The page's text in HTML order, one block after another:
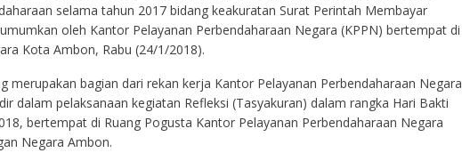
selama tahun 2017 bidang keakuratan Surat Perintah Membayar
oleh Kantor Pelayanan Perbendaharaan Negara (KPPN) bertempat di
Kota Ambon, Rabu (24/1/2018).
merupakan bagian dari rekan kerja Kantor Pelayanan Perbendaharaan Negara
dalam pelaksanaan kegiatan Refleksi (Tasyakuran) dalam rangka Hari Bakti
bertempat di Ruang Pogusta Kantor Pelayanan Perbendaharaan Negara
Negara Ambon.